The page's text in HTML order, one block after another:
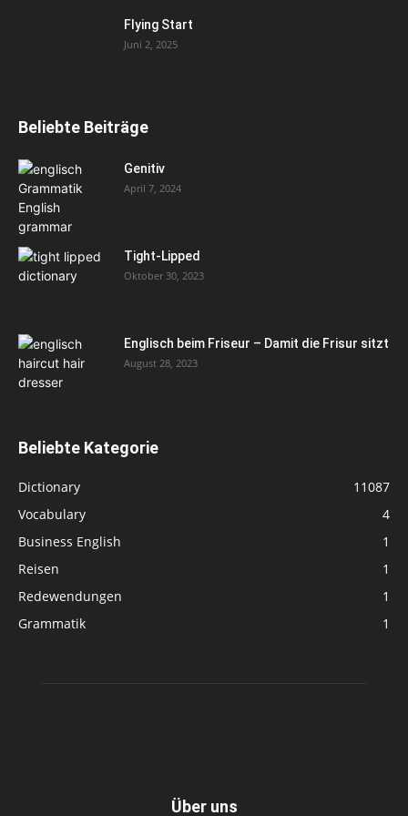
Flying Start
Juni 2, 2025
Beliebte Beiträge
Genitiv
April 7, 2024
Tight-Lipped
Oktober 30, 2023
Englisch beim Friseur – Damit die Frisur sitzt
August 28, 2023
Beliebte Kategorie
Dictionary
11087
Vocabulary
4
Business English
1
Reisen
1
Redewendungen
1
Grammatik
1
Über uns